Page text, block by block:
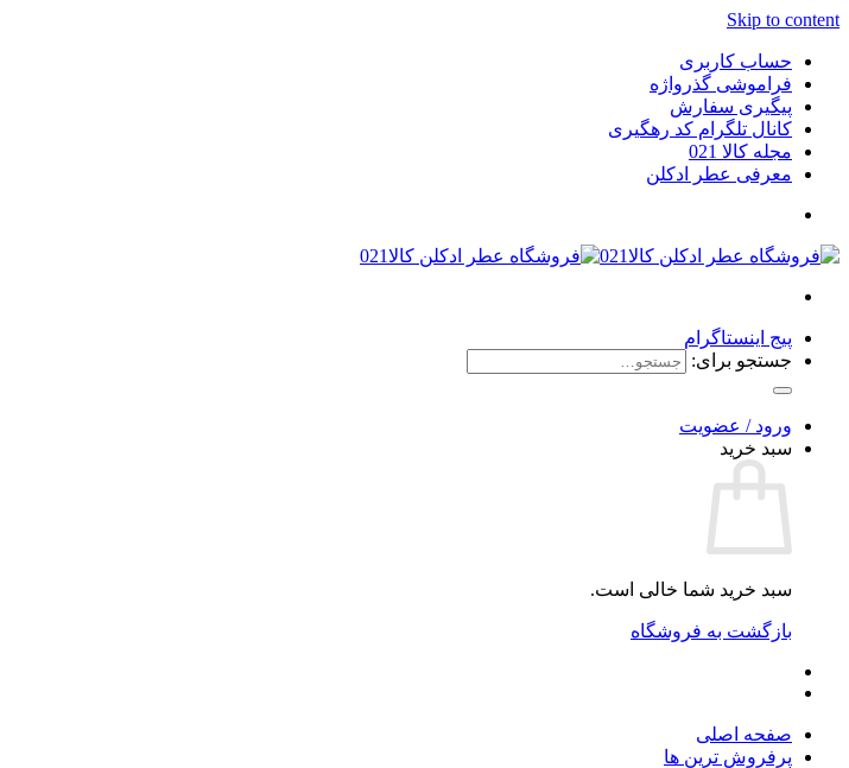
Skip to content
حساب کاربری
فراموشی گذرواژه
پیگیری سفارش
کانال تلگرام کد رهگیری
مجله کالا 021
معرفی عطر ادکلن
پیج اینستاگرام
جستجو برای:
ورود / عضویت
سبد خرید
سبد خرید شما خالی است.
بازگشت به فروشگاه
صفحه اصلی
پرفروش ترین ها